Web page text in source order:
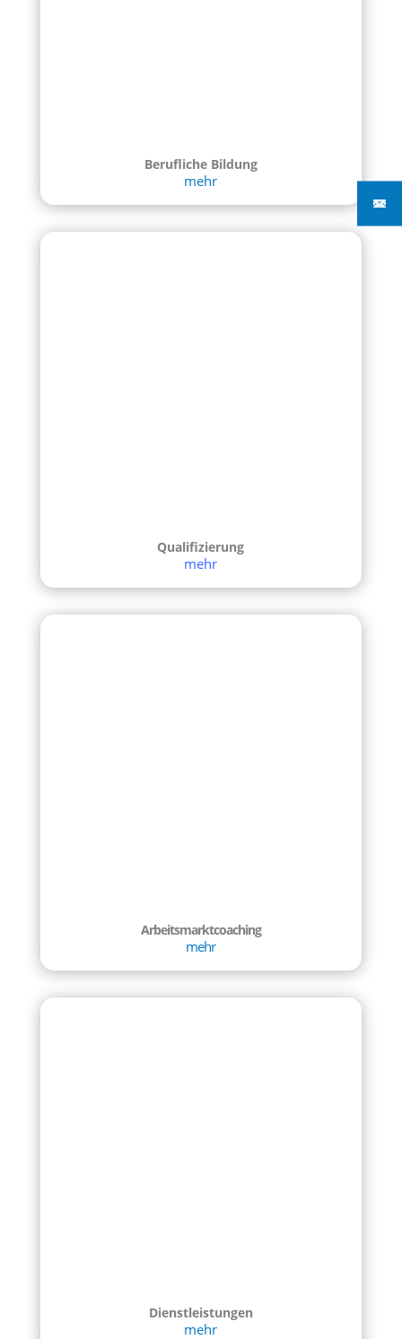
Berufliche Bildung
mehr
Qualifizierung
mehr
Arbeitsmarktcoaching
mehr
Dienstleistungen
mehr